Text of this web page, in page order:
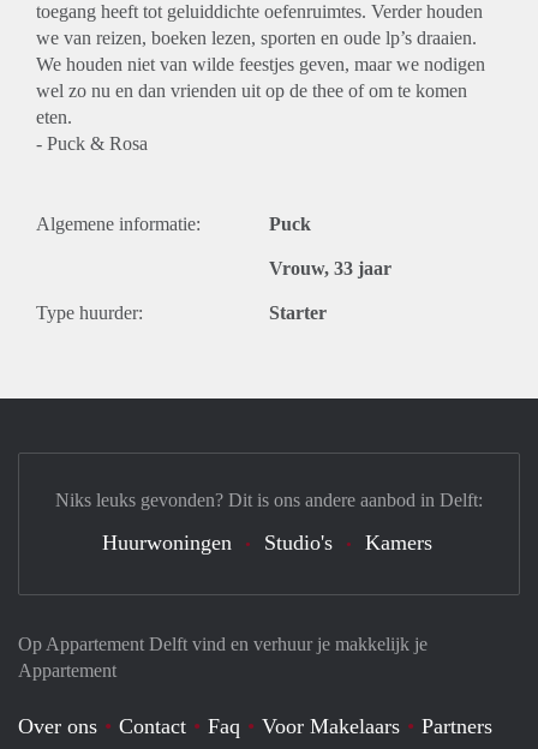
toegang heeft tot geluiddichte oefenruimtes. Verder houden
we van reizen, boeken lezen, sporten en oude lp’s draaien.
We houden niet van wilde feestjes geven, maar we nodigen
wel zo nu en dan vrienden uit op de thee of om te komen
eten.
- Puck & Rosa
Algemene informatie: Puck
Vrouw, 33 jaar
Type huurder: Starter
Op Appartement Delft vind en verhuur je makkelijk je
Appartement
Over ons Contact Faq Voor Makelaars Partners
Niks leuks gevonden? Dit is ons andere aanbod in Delft:
Huurwoningen Studio's Kamers